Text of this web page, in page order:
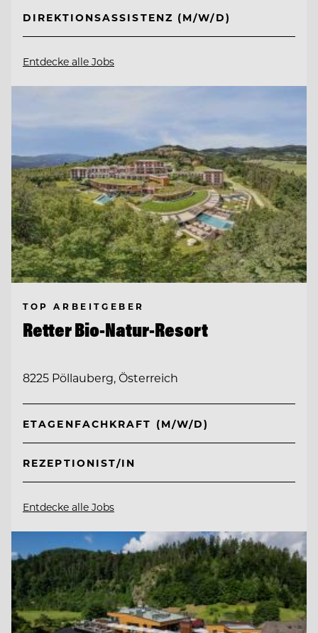
DIREKTIONSASSISTENZ (M/W/D)
Entdecke alle Jobs
TOP ARBEITGEBER
Retter Bio-Natur-Resort
8225 Pöllauberg, Österreich
ETAGENFACHKRAFT (M/W/D)
REZEPTIONIST/IN
Entdecke alle Jobs